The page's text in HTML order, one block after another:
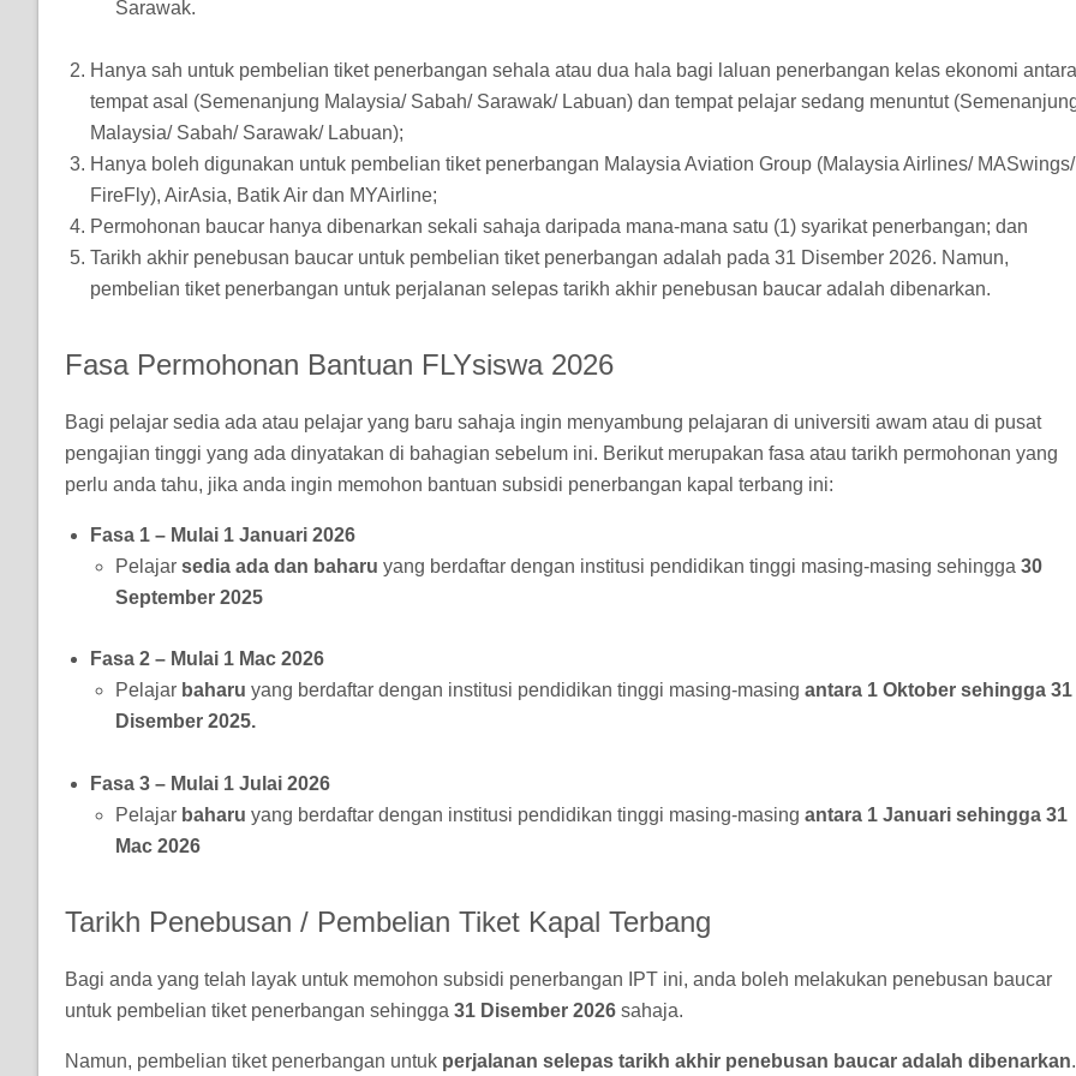
Sarawak.
Hanya sah untuk pembelian tiket penerbangan sehala atau dua hala bagi laluan penerbangan kelas ekonomi antara
tempat asal (Semenanjung Malaysia/ Sabah/ Sarawak/ Labuan) dan tempat pelajar sedang menuntut
Malaysia/ Sabah/ Sarawak/ Labuan);
Hanya boleh digunakan untuk pembelian tiket penerbangan Malaysia Aviation Group (Malaysia Airlines/ MASwings/
FireFly), AirAsia, Batik Air dan MYAirline;
Permohonan baucar hanya dibenarkan sekali sahaja daripada mana-mana satu (1) syarikat penerbangan; dan
Tarikh akhir penebusan baucar untuk pembelian tiket penerbangan adalah pada 31 Disember 2026. Namun,
pembelian tiket penerbangan untuk perjalanan selepas tarikh akhir penebusan baucar adalah dibenarkan.
Fasa Permohonan Bantuan FLYsiswa 2026
Bagi pelajar sedia ada atau pelajar yang baru sahaja ingin menyambung pelajaran di universiti awam atau di pusat
pengajian tinggi yang ada dinyatakan di bahagian sebelum ini. Berikut merupakan fasa atau tarikh permohonan yang
perlu anda tahu, jika anda ingin memohon bantuan subsidi penerbangan kapal terbang ini:
Fasa 1 – Mulai 1 Januari 2026
Pelajar sedia ada dan baharu yang berdaftar dengan institusi pendidikan tinggi masing-masing sehingga 30
September 2025
Fasa 2 – Mulai 1 Mac 2026
Pelajar baharu yang berdaftar dengan institusi pendidikan tinggi masing-masing antara 1 Oktober sehingga 31
Disember 2025.
Fasa 3 – Mulai 1 Julai 2026
Pelajar baharu yang berdaftar dengan institusi pendidikan tinggi masing-masing antara 1 Januari sehingga 31
Mac 2026
Tarikh Penebusan / Pembelian Tiket Kapal Terbang
Bagi anda yang telah layak untuk memohon subsidi penerbangan IPT ini, anda boleh melakukan penebusan baucar
untuk pembelian tiket penerbangan sehingga 31 Disember 2026 sahaja.
Namun, pembelian tiket penerbangan untuk perjalanan selepas tarikh akhir penebusan baucar adalah dibenarkan.